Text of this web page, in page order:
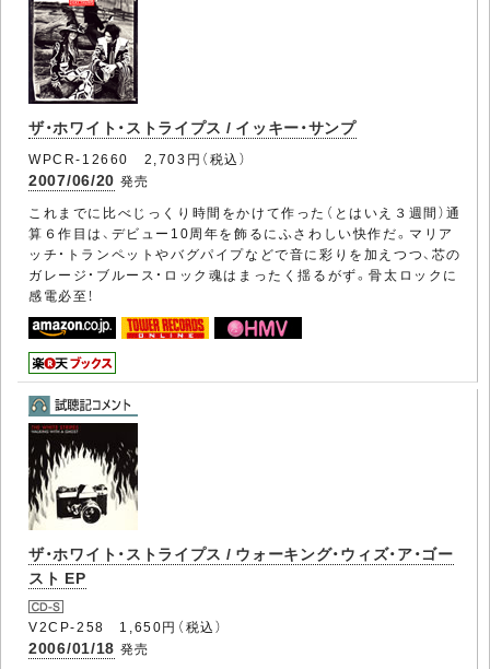
ザ・ホワイト・ストライプス / イッキー・サンプ
WPCR-12660 2,703円（税込）
2007/06/20 発売
これまでに比べじっくり時間をかけて作った（とはいえ３週間）通
算６作目は、デビュー10周年を飾るにふさわしい快作だ。マリア
ッチ・トランペットやバグパイプなどで音に彩りを加えつつ、芯の
ガレージ・ブルース・ロック魂はまったく揺るがず。骨太ロックに
感電必至！
ザ・ホワイト・ストライプス / ウォーキング・ウィズ・ア・ゴー
スト EP
V2CP-258 1,650円（税込）
2006/01/18 発売